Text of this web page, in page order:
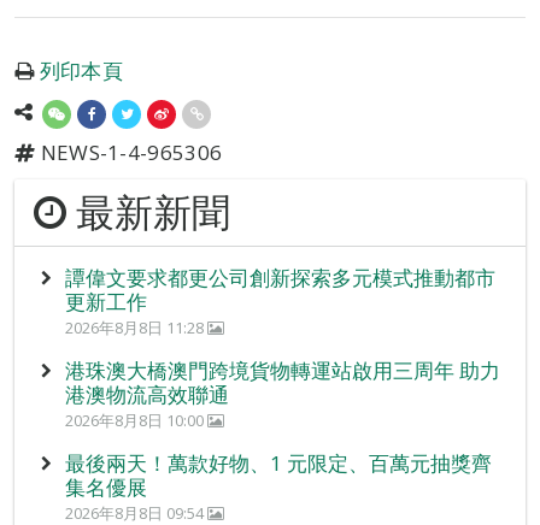
列印本頁
NEWS-1-4-965306
最新新聞
譚偉文要求都更公司創新探索多元模式推動都市
更新工作
2026年8月8日 11:28
港珠澳大橋澳門跨境貨物轉運站啟用三周年 助力
港澳物流高效聯通
2026年8月8日 10:00
最後兩天！萬款好物、1 元限定、百萬元抽獎齊
集名優展
2026年8月8日 09:54